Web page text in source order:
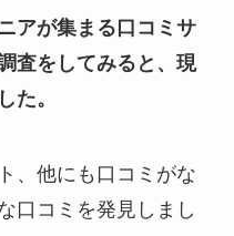
アが集まる口コミサ
査をしてみると、現
た。
、他にも口コミがな
口コミを発見しまし